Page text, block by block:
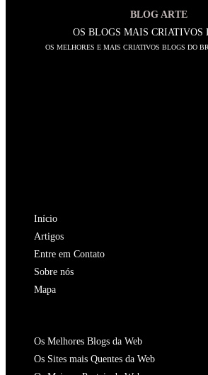
BLOG ARTE
OS BLOGS MAIS CRIATIVOS
OS MELHORES E MAIS CRIATIVOS BLOGS DO
aba
nova
aba
Início
Artigos
Entre em Contato
Sobre nós
Mapa
Os Melhores Blogs da Web
Os Sites mais Quentes da Web